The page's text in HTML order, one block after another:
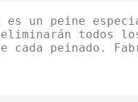
es un peine
todos los
cada peinado.